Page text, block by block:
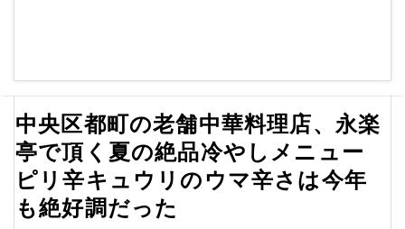
中央区都町の老舗中華料理店、永楽
亭で頂く夏の絶品冷やしメニュー
ピリ辛キュウリのウマ辛さは今年
も絶好調だった